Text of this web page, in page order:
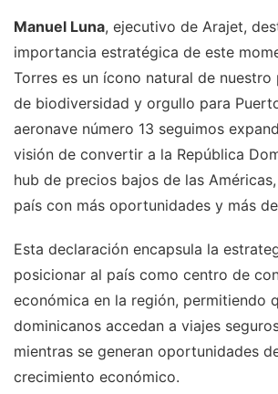
Manuel Luna, ejecutivo de Arajet,
importancia estratégica de este
Torres es un ícono natural de nuestro
de biodiversidad y orgullo para
aeronave número 13 seguimos
visión de convertir a la República
hub de precios bajos de las
país con más oportunidades y más
Esta declaración encapsula la
posicionar al país como centro de
económica en la región, permitiendo
dominicanos accedan a viajes
mientras se generan oportunidades
crecimiento económico.